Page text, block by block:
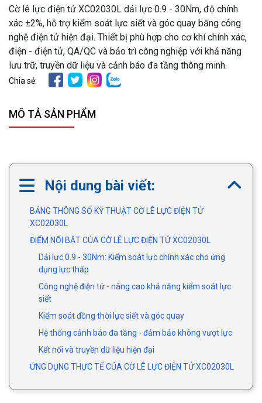
Cờ lê lực điện tử XC02030L dải lực 0.9 - 30Nm, độ chính
xác ±2%, hỗ trợ kiểm soát lực siết và góc quay bằng công
nghệ điện tử hiện đại. Thiết bị phù hợp cho cơ khí chính xác,
điện - điện tử, QA/QC và bảo trì công nghiệp với khả năng
lưu trữ, truyền dữ liệu và cảnh báo đa tầng thông minh.
Chia sẻ:
MÔ TẢ SẢN PHẨM
Nội dung bài viết:
BẢNG THÔNG SỐ KỸ THUẬT CỜ LÊ LỰC ĐIỆN TỬ
XC02030L
ĐIỂM NỔI BẬT CỦA CỜ LÊ LỰC ĐIỆN TỬ XC02030L
Dải lực 0.9 - 30Nm: Kiểm soát lực chính xác cho ứng
dụng lực thấp
Công nghệ điện tử - nâng cao khả năng kiểm soát lực
siết
Kiểm soát đồng thời lực siết và góc quay
Hệ thống cảnh báo đa tầng - đảm bảo không vượt lực
Kết nối và truyền dữ liệu hiện đại
ỨNG DỤNG THỰC TẾ CỦA CỜ LÊ LỰC ĐIỆN TỬ XC02030L